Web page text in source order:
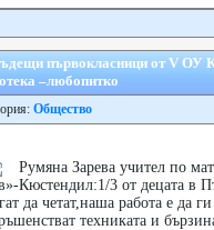
първокласници от V ОУ
–любопитко
Общество
Румяна Зарева учител по
Кюстендил:1/3 от децата в
да четат,наша работа е да
техниката и